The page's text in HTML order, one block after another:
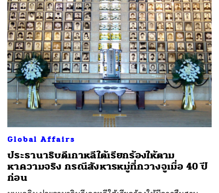
Global Affairs
ประธานาธิบดีเกาหลีใต้เรียกร้องให้ตาม
หาความจริง กรณีสังหารหมู่ที่กวางจูเมื่อ 40 ปี
ก่อน